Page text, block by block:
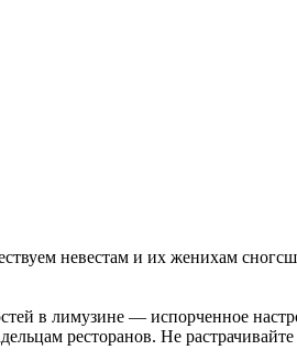
невестам и их женихам
в лимузине — испорченное
ресторанов. Не